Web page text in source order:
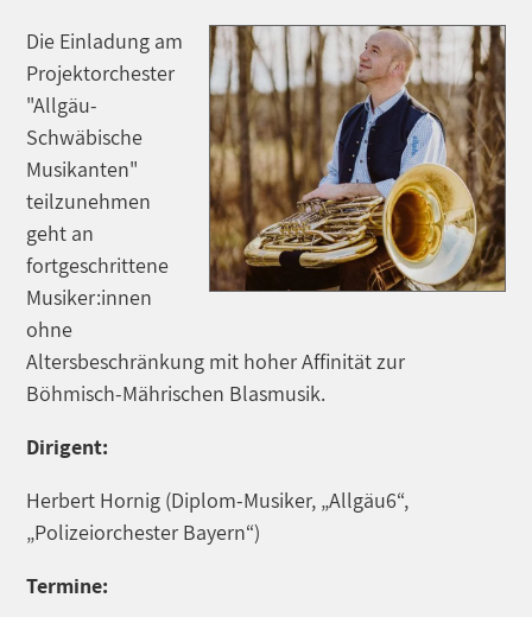
Die Einladung am
Projektorchester
"Allgäu-
Schwäbische
Musikanten"
teilzunehmen
geht an
fortgeschrittene
Musiker:innen
ohne
Altersbeschränkung mit hoher Affinität zur
Böhmisch-Mährischen Blasmusik.
Dirigent:
Herbert Hornig (Diplom-Musiker, „Allgäu6“,
„Polizeiorchester Bayern“)
Termine: